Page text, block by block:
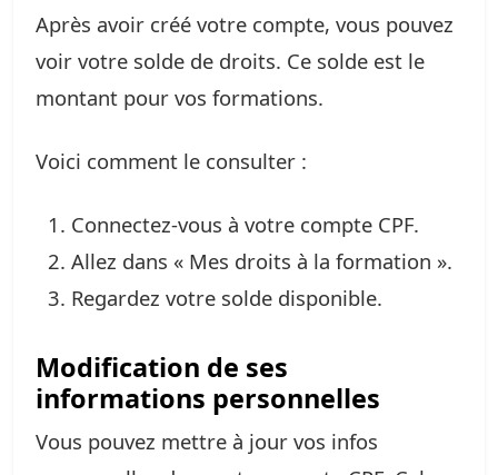
Après avoir créé votre compte, vous pouvez
voir votre solde de droits. Ce solde est le
montant pour vos formations.
Voici comment le consulter :
Connectez-vous à votre compte CPF.
Allez dans « Mes droits à la formation ».
Regardez votre solde disponible.
Modification de ses
informations personnelles
Vous pouvez mettre à jour vos infos